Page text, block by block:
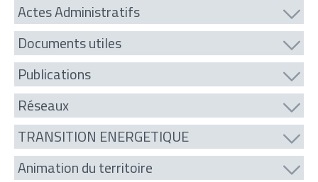
Actes Administratifs
Documents utiles
Publications
Réseaux
TRANSITION ENERGETIQUE
Animation du territoire